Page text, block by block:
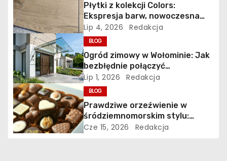
i
s
u
Płytki z kolekcji Colors:
Ekspresja barw, nowoczesna
ceramika i wyrazisty styl w
łazience, kuchni i salonie
Lip 4, 2026 Redakcja
BLOG
Ogród zimowy w Wołominie: Jak
bezbłędnie połączyć
nowoczesną oranżerię z bryłą
istniejącego budynku?
Lip 1, 2026 Redakcja
BLOG
Prawdziwe orzeźwienie w
śródziemnomorskim stylu:
ciekawy przegląd
Cze 15, 2026 Redakcja